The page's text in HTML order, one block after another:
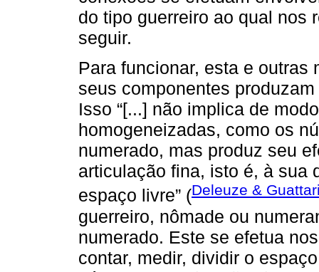
do tipo guerreiro ao qual nos
seguir.
Para funcionar, esta e outras
seus componentes
Isso “[...] não implica de
homogeneizadas, como os
numerado, mas produz seu
articulação fina, isto é, à sua
espaço livre” (Deleuze &
guerreiro, nômade ou
numerado. Este se efetua
contar, medir, dividir o